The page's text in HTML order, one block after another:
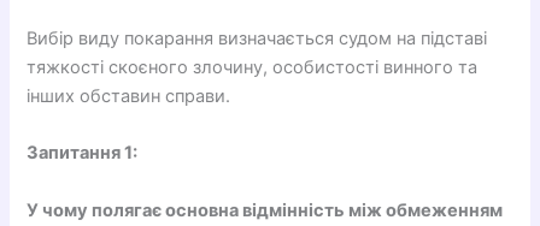
Вибір виду покарання визначається судом на підставі
тяжкості скоєного злочину, особистості винного та
інших обставин справи.
Запитання 1:
У чому полягає основна відмінність між обмеженням